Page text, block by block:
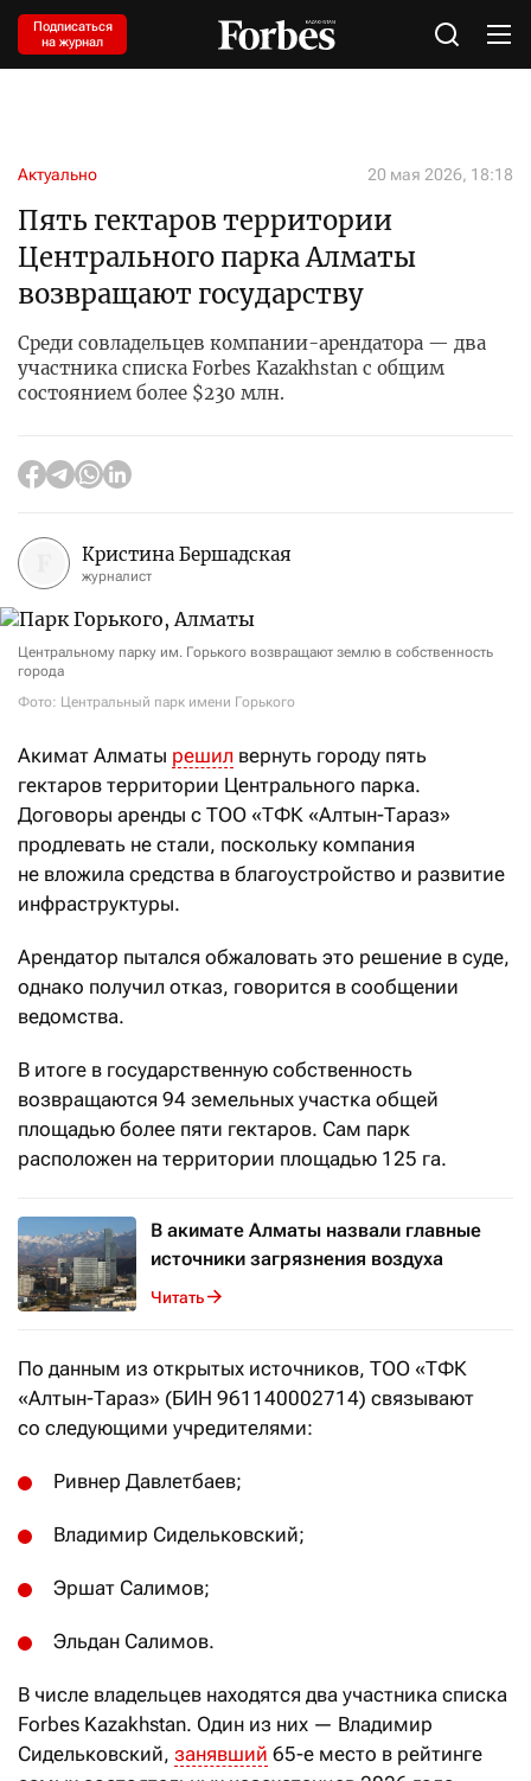
Подписаться
на журнал
Актуально 20 мая 2026, 18:18
Пять гектаров территории
Центрального парка Алматы
возвращают государству
Среди совладельцев компании-арендатора — два
участника списка Forbes Kazakhstan с общим
состоянием более $230 млн.
Кристина Бершадская
журналист
Центральному парку им. Горького возвращают землю в собственность
города
Фото: Центральный парк имени Горького
Акимат Алматы решил вернуть городу пять
гектаров территории Центрального парка.
Договоры аренды с ТОО «ТФК «Алтын-Тараз»
продлевать не стали, поскольку компания
не вложила средства в благоустройство и развитие
инфраструктуры.
Арендатор пытался обжаловать это решение в суде,
однако получил отказ, говорится в сообщении
ведомства.
В итоге в государственную собственность
возвращаются 94 земельных участка общей
площадью более пяти гектаров. Сам парк
расположен на территории площадью 125 га.
В акимате Алматы назвали главные
источники загрязнения воздуха
Читать
По данным из открытых источников, ТОО «ТФК
«Алтын-Тараз» (БИН 961140002714) связывают
со следующими учредителями:
Ривнер Давлетбаев;
Владимир Сидельковский;
Эршат Салимов;
Эльдан Салимов.
В числе владельцев находятся два участника списка
Forbes Kazakhstan. Один из них — Владимир
Сидельковский, занявший 65-е место в рейтинге